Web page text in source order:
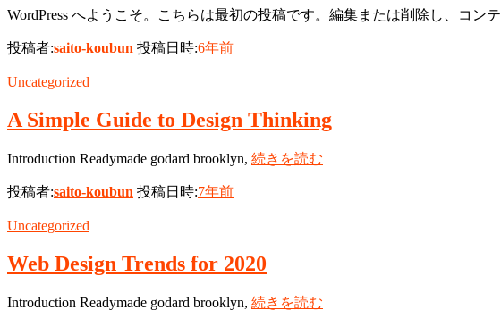
WordPress へようこそ。こちらは最初の投稿です。編集または削除し、コンテ
投稿者:saito-koubun 投稿日時:6年前
Uncategorized
A Simple Guide to Design Thinking
Introduction Readymade godard brooklyn, 続きを読む
投稿者:saito-koubun 投稿日時:7年前
Uncategorized
Web Design Trends for 2020
Introduction Readymade godard brooklyn, 続きを読む